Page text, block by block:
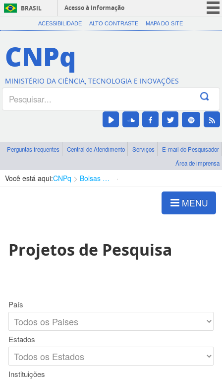
BRASIL
Acesso à informação
CORONAVÍRUS (COVID-19)
Canais
ACESSIBILIDADE ALTO CONTRASTE MAPA DO SITE
CNPq
MINISTÉRIO DA CIÊNCIA, TECNOLOGIA E INOVAÇÕES
Perguntas frequentes Central de Atendimento Serviços
E-mail do Pesquisador
Área de imprensa
Você está aqui:CNPq Bolsas e Auxílios Vigentes
MENU
Projetos de Pesquisa
País
Estados
Instituições